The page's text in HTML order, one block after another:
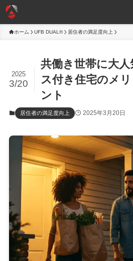
ホーム UFB DUAL® 居住者の満足度向上
共働き世帯に大
ス付き住宅のメ
ント
2025
3/20
居住者の満足度向上 2025年3月20日